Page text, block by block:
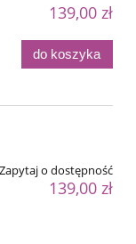
139,00 zł
do koszyka
Zapytaj o dostępność
139,00 zł